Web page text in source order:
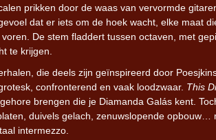
prikken door de waas van vervormde
dat er iets om de hoek wacht, elke maat
De stem fladdert tussen octaven, met
te krijgen.
die deels zijn geïnspireerd door
confronterend en vaak loodzwaar. This
brengen die je Diamanda Galás kent.
duivels gelach, zenuwslopende
intermezzo.